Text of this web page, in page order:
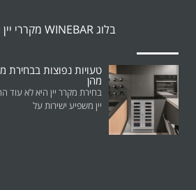
בלוג WINEBAR מקררי יין ואביזרים
טעויות נפוצות בבחירת
מהן
בחירת מקרר יין היא לא
יין משפיע ישירות על